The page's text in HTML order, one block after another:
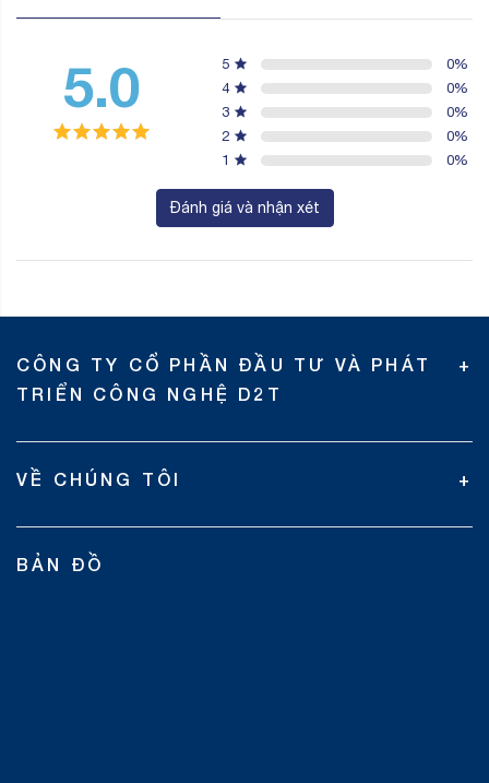
5.0 5 0%
4
0%
3
0%
2
0%
1
0%
Đánh giá và nhận xét
CÔNG TY CỔ PHẦN ĐẦU TƯ VÀ PHÁT
TRIỂN CÔNG NGHỆ D2T
VỀ CHÚNG TÔI
BẢN ĐỒ